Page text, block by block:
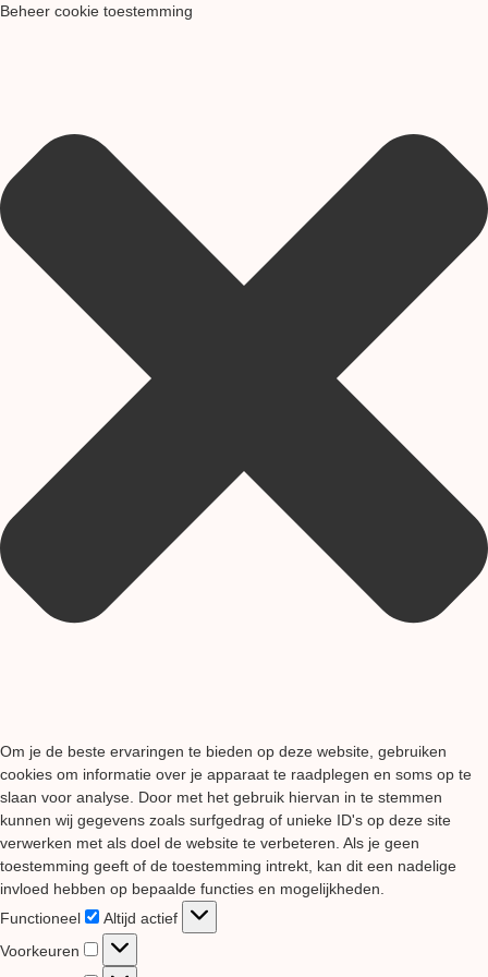
Beheer cookie toestemming
Om je de beste ervaringen te bieden op deze website, gebruiken
cookies om informatie over je apparaat te raadplegen en soms op te
slaan voor analyse. Door met het gebruik hiervan in te stemmen
kunnen wij gegevens zoals surfgedrag of unieke ID's op deze site
verwerken met als doel de website te verbeteren. Als je geen
toestemming geeft of de toestemming intrekt, kan dit een nadelige
invloed hebben op bepaalde functies en mogelijkheden.
Functioneel
Functioneel
Altijd actief
Voorkeuren
Voorkeuren